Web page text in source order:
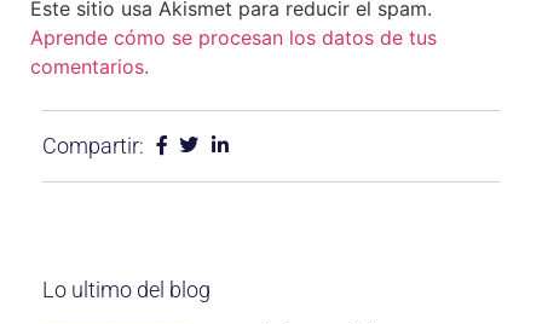
Este sitio usa Akismet para reducir el spam.
Aprende cómo se procesan los datos de tus
comentarios.
Compartir:
Lo ultimo del blog